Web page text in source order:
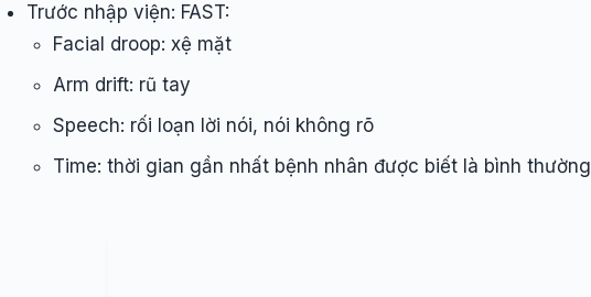
Trước nhập viện: FAST:
Facial droop: xệ mặt
Arm drift: rũ tay
Speech: rối loạn lời nói, nói không rõ
Time: thời gian gần nhất bệnh nhân được biết là bình thường